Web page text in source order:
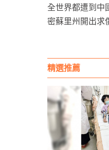
全世界都遭到中
密蘇里州開出求
精選推薦